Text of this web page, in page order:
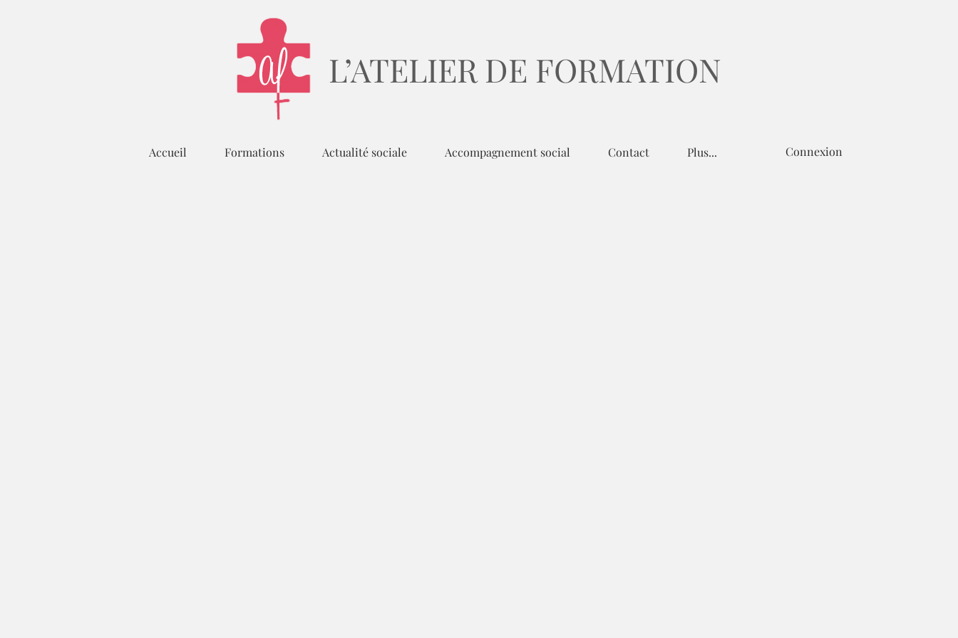
L’ATELIER DE FORMATION
Accueil Formations Actualité sociale Accompagnement social Contact Plus... Connexion